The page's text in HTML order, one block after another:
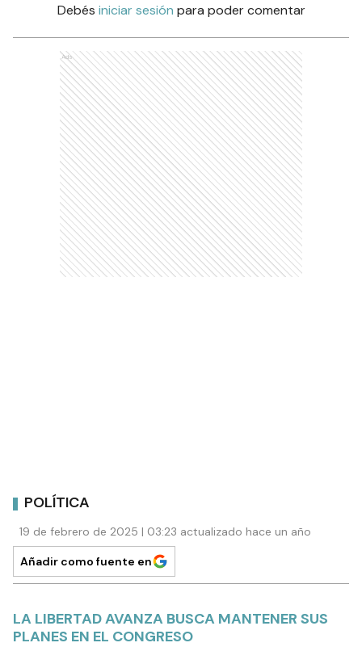
Debés iniciar sesión para poder comentar
Ads
POLÍTICA
19 de febrero de 2025 | 03:23 actualizado hace un año
Añadir como fuente en
LA LIBERTAD AVANZA BUSCA MANTENER SUS
PLANES EN EL CONGRESO